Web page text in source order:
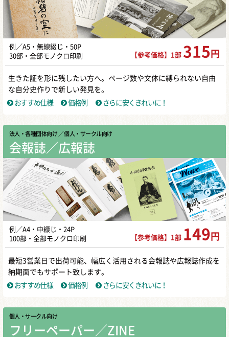
例／A5・無線綴じ・50P
30部・全部モノクロ印刷
【参考価格】1部 315 円
生きた証を形に残したい方へ。ページ数や文体に縛られない自由
な自分史作りで新しい発見を。
おすすめ仕様
価格例 さらに安くきれいに！
法人・各種団体向け ／ 個人・サークル向け
会報誌／広報誌
例／A4・中綴じ・24P
100部・全部モノクロ印刷
【参考価格】1部 149 円
最短3営業日で出荷可能、幅広く活用される会報誌や広報誌作成を
納期面でもサポート致します。
おすすめ仕様
価格例 さらに安くきれいに！
個人・サークル向け
フリーペーパー／ZINE